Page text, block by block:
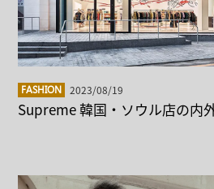
FASHION 2023/08/19
Supreme 韓国・ソウル店の内